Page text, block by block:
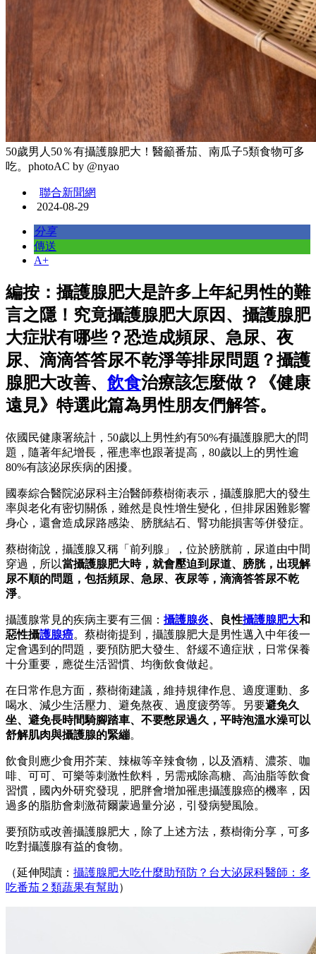
50歲男人50％有攝護腺肥大！醫籲番茄、南瓜子5類食物可多
吃。photoAC by @nyao
聯合新聞網
2024-08-29
分享
傳送
A+
編按：攝護腺肥大是許多上年紀男性的難
言之隱！究竟攝護腺肥大原因、攝護腺肥
大症狀有哪些？恐造成頻尿、急尿、夜
尿、滴滴答答尿不乾淨等排尿問題？攝護
腺肥大改善、 飲食治療該怎麼做？《健康
遠見》特選此篇為男性朋友們解答。
依國民健康署統計，50歲以上男性約有50%有攝護腺肥大的問
題，隨著年紀增長，罹患率也跟著提高，80歲以上的男性逾
80%有該泌尿疾病的困擾。
國泰綜合醫院泌尿科主治醫師蔡樹衛表示，攝護腺肥大的發生
率與老化有密切關係，雖然是良性增生變化，但排尿困難影響
身心，還會造成尿路感染、膀胱結石、腎功能損害等併發症。
蔡樹衛說，攝護腺又稱「前列腺」，位於膀胱前，尿道由中間
穿過，所以當攝護腺肥大時，就會壓迫到尿道、膀胱，出現解
尿不順的問題，包括頻尿、急尿、夜尿等，滴滴答答尿不乾
淨。
攝護腺常見的疾病主要有三個： 攝護腺炎、良性攝護腺肥大和
惡性攝護腺癌。蔡樹衛提到，攝護腺肥大是男性邁入中年後一
定會遇到的問題，要預防肥大發生、舒緩不適症狀，日常保養
十分重要，應從生活習慣、均衡飲食做起。
在日常作息方面，蔡樹衛建議，維持規律作息、適度運動、多
喝水、減少生活壓力、避免熬夜、過度疲勞等。另要避免久
坐、避免長時間騎腳踏車、不要憋尿過久，平時泡溫水澡可以
舒解肌肉與攝護腺的緊繃。
飲食則應少食用芥茉、辣椒等辛辣食物，以及酒精、濃茶、咖
啡、可可、可樂等刺激性飲料，另需戒除高糖、高油脂等飲食
習慣，國內外研究發現，肥胖會增加罹患攝護腺癌的機率，因
過多的脂肪會刺激荷爾蒙過量分泌，引發病變風險。
要預防或改善攝護腺肥大，除了上述方法，蔡樹衛分享，可多
吃對攝護腺有益的食物。
（延伸閱讀： 攝護腺肥大吃什麼助預防？台大泌尿科醫師：多
吃番茄２類蔬果有幫助）